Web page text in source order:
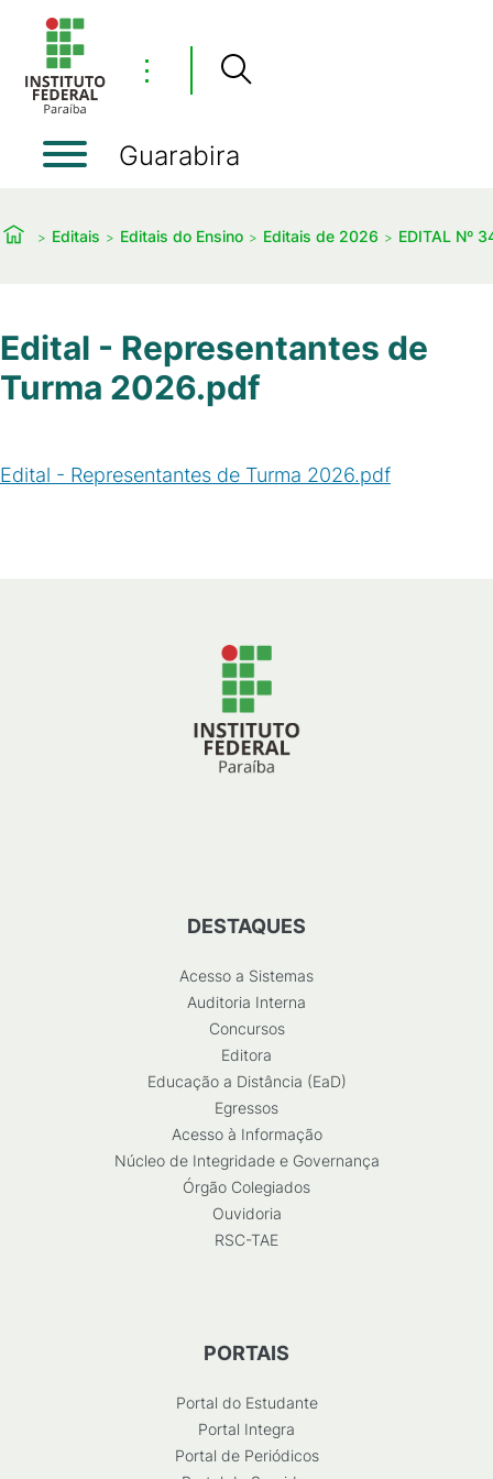
⋮
Guarabira
Editais Editais do Ensino Editais de 2026 EDITAL Nº
Edital - Representantes de
Turma 2026.pdf
Edital - Representantes de Turma 2026.pdf
DESTAQUES
Acesso a Sistemas
Auditoria Interna
Concursos
Editora
Educação a Distância (EaD)
Egressos
Acesso à Informação
Núcleo de Integridade e Governança
Órgão Colegiados
Ouvidoria
RSC-TAE
PORTAIS
Portal do Estudante
Portal Integra
Portal de Periódicos